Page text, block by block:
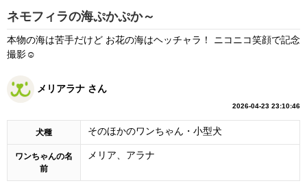
ネモフィラの海ぷかぷか～
本物の海は苦手だけど お花の海はヘッチャラ！ ニコニコ笑顔で記念
撮影☺️
メリアラナ さん
2026-04-23 23:10:46
犬種 そのほかのワンちゃん・小型犬
ワンちゃんの名
前
メリア、アラナ